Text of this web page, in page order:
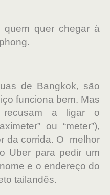
quer chegar à
de Bangkok, são
funciona bem. Mas
recusam a ligar o
ou “meter”),
da corrida. O melhor
Uber para pedir um
e o endereço do
tailandês.